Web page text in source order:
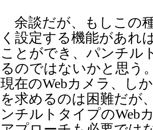
余談だが、もしこの
く設定する機能があれ
ことができ、パンチル
るのではないかと思う
現在のWebカメラ、し
を求めるのは困難だが
ンチルトタイプのWeb